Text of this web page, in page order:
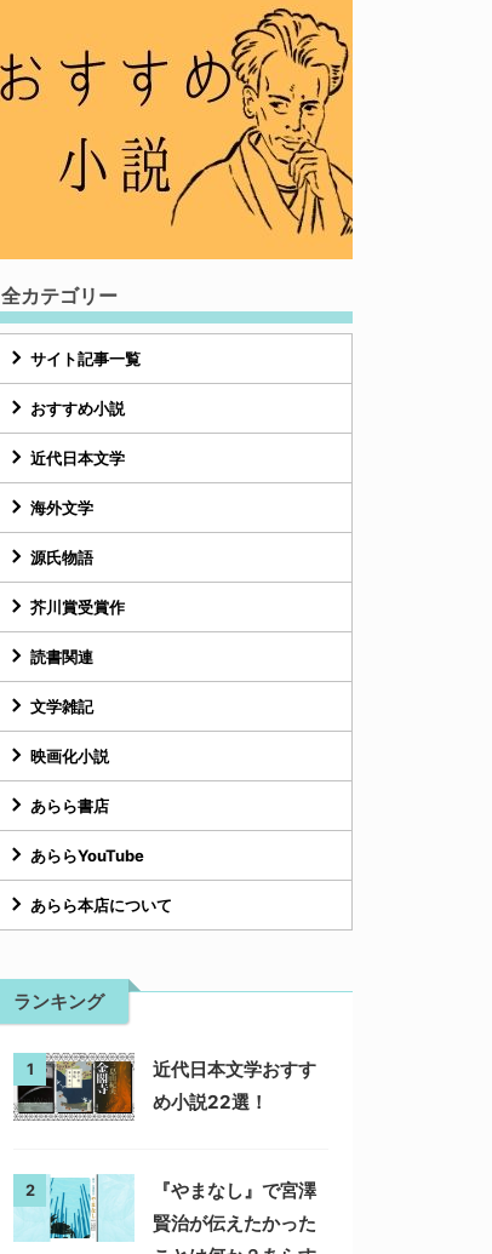
全カテゴリー
サイト記事一覧
おすすめ小説
近代日本文学
海外文学
源氏物語
芥川賞受賞作
読書関連
文学雑記
映画化小説
あらら書店
あららYouTube
あらら本店について
ランキング
1
近代日本文学おすす
め小説22選！
2
『やまなし』で宮澤
賢治が伝えたかった